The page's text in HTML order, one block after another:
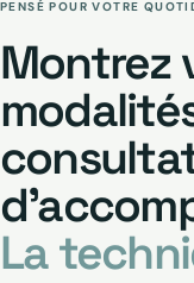
PENSÉ POUR VOTRE
Montrez
La